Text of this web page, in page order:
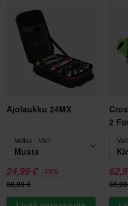
Ajolaukku 24MX
Valitse - Väri
Musta
24,99 € -19%
30,99 €
2